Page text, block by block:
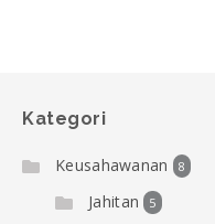
Kategori
Keusahawanan 8
Jahitan 5